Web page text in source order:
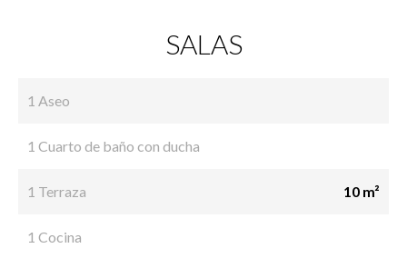
SALAS
1 Aseo
1 Cuarto de baño con ducha
1 Terraza 10 m²
1 Cocina